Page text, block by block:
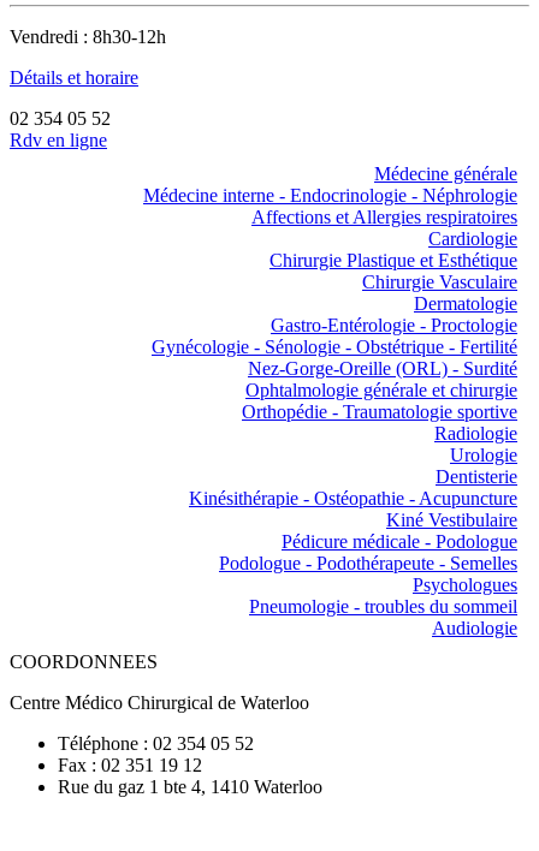
Vendredi : 8h30-12h
Détails et horaire
02 354 05 52
Rdv en ligne
Médecine générale
Médecine interne - Endocrinologie - Néphrologie
Affections et Allergies respiratoires
Cardiologie
Chirurgie Plastique et Esthétique
Chirurgie Vasculaire
Dermatologie
Gastro-Entérologie - Proctologie
Gynécologie - Sénologie - Obstétrique - Fertilité
Nez-Gorge-Oreille (ORL) - Surdité
Ophtalmologie générale et chirurgie
Orthopédie - Traumatologie sportive
Radiologie
Urologie
Dentisterie
Kinésithérapie - Ostéopathie - Acupuncture
Kiné Vestibulaire
Pédicure médicale - Podologue
Podologue - Podothérapeute - Semelles
Psychologues
Pneumologie - troubles du sommeil
Audiologie
COORDONNEES
Centre Médico Chirurgical de Waterloo
Téléphone : 02 354 05 52
Fax : 02 351 19 12
Rue du gaz 1 bte 4, 1410 Waterloo